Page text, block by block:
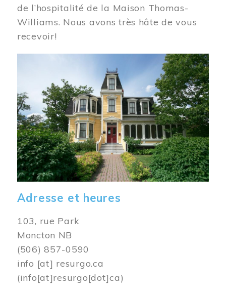
de l’hospitalité de la Maison Thomas-
Williams. Nous avons très hâte de vous
recevoir!
Adresse et heures
103, rue Park
Moncton NB
(506) 857-0590
info [at] resurgo.ca
(info[at]resurgo[dot]ca)